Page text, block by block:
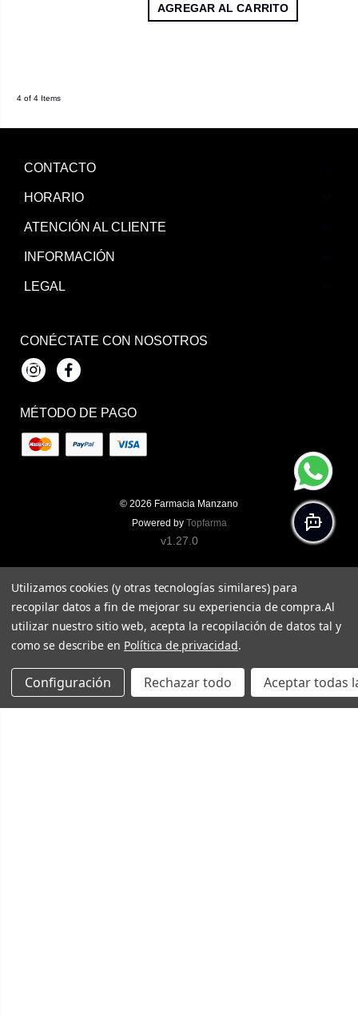
AGREGAR AL CARRITO
4 of 4 Items
CONTACTO
HORARIO
ATENCIÓN AL CLIENTE
INFORMACIÓN
LEGAL
CONÉCTATE CON NOSOTROS
InstagramFacebook
MÉTODO DE PAGO
© 2026 Farmacia Manzano
Powered by Topfarma
v1.27.0
Utilizamos cookies (y otras tecnologías similares) para
recopilar datos a fin de mejorar su experiencia de compra.Al
utilizar nuestro sitio web, acepta la recopilación de datos tal y
como se describe en Política de privacidad.
Configuración Rechazar todo Aceptar todas